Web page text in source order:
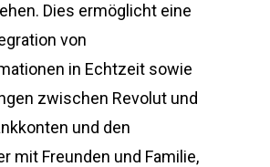
Dies ermöglicht eine
von
in Echtzeit sowie
zwischen Revolut und
und den
mit Freunden und Familie,